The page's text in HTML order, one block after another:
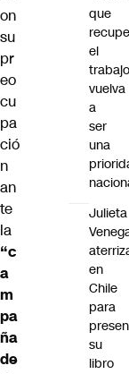
on
su
pr
eo
cu
pa
ció
n
an
te
la
“c
a
m
pa
ña
de
que
el
trabajo
vuelva
a
ser
una
Julieta
en
Chile
para
su
libro